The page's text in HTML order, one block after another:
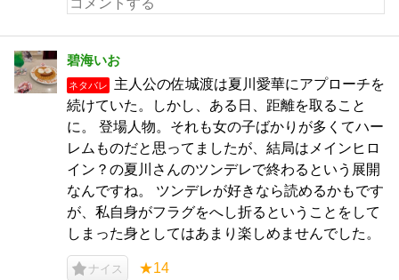
碧海いお
ネタバレ
主人公の佐城渡は夏川愛華にアプローチを
続けていた。しかし、ある日、距離を取ること
に。 登場人物。それも女の子ばかりが多くてハー
レムものだと思ってましたが、結局はメインヒロ
イン？の夏川さんのツンデレで終わるという展開
なんですね。 ツンデレが好きなら読めるかもです
が、私自身がフラグをへし折るということをして
しまった身としてはあまり楽しめませんでした。
ナイス ★14